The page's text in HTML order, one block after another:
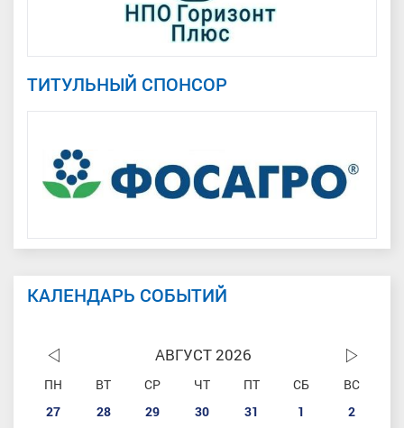
ТИТУЛЬНЫЙ СПОНСОР
КАЛЕНДАРЬ СОБЫТИЙ
АВГУСТ 2026
ПН ВТ СР ЧТ ПТ СБ
ВС
27
28 29 30 31 1
2